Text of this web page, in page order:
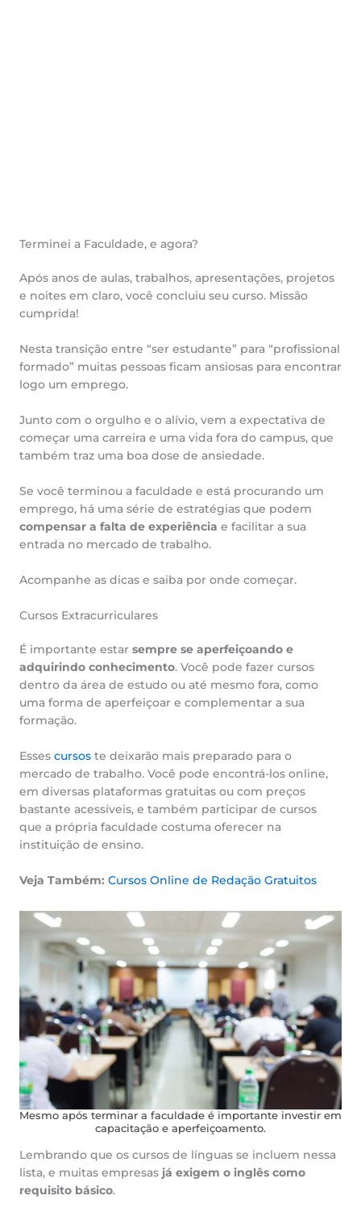
Terminei a Faculdade, e agora?
Após anos de aulas, trabalhos, apresentações, projetos
e noites em claro, você concluiu seu curso. Missão
cumprida!
Nesta transição entre “ser estudante” para “profissional
formado” muitas pessoas ficam ansiosas para encontrar
logo um emprego.
Junto com o orgulho e o alívio, vem a expectativa de
começar uma carreira e uma vida fora do campus, que
também traz uma boa dose de ansiedade.
Se você terminou a faculdade e está procurando um
emprego, há uma série de estratégias que podem
compensar a falta de experiência e facilitar a sua
entrada no mercado de trabalho.
Acompanhe as dicas e saiba por onde começar.
Cursos Extracurriculares
É importante estar sempre se aperfeiçoando e
adquirindo conhecimento. Você pode fazer cursos
dentro da área de estudo ou até mesmo fora, como
uma forma de aperfeiçoar e complementar a sua
formação.
Esses cursos te deixarão mais preparado para o
mercado de trabalho. Você pode encontrá-los online,
em diversas plataformas gratuitas ou com preços
bastante acessíveis, e também participar de cursos
que a própria faculdade costuma oferecer na
instituição de ensino.
Veja Também: Cursos Online de Redação Gratuitos
Mesmo após terminar a faculdade é importante investir em
capacitação e aperfeiçoamento.
Lembrando que os cursos de línguas se incluem nessa
lista, e muitas empresas já exigem o inglês como
requisito básico.